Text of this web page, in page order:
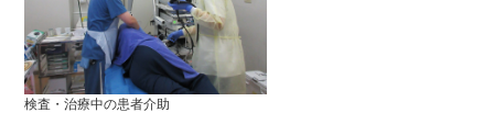
検査・治療中の患者介助